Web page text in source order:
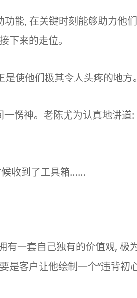
能, 在关键时刻能够助力他
下来的走位。
使他们极其令人头疼的地方。
愣神。老陈尤为认真地讲道
候收到了工具箱……
一套自己独有的价值观, 极
客户让他绘制一个“违背初